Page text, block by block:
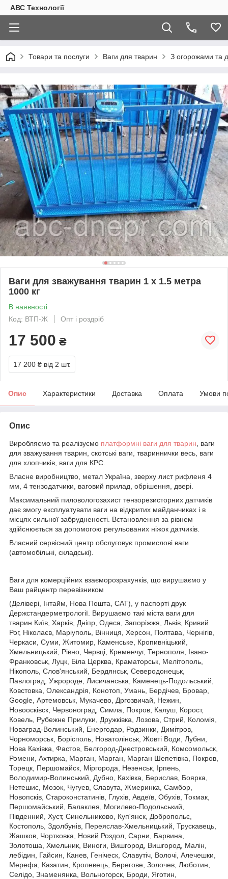
АВС Технології
Товари та послуги Ваги для тварин З огорожами та
Ваги для зважування тварин 1 х 1.5 метра
1000 кг
В наявності
Код: ВТП-Ж
Опт і роздріб
17 500 ₴
17 200 ₴ від 2 шт.
Опис Характеристики Доставка Оплата Умови
Опис
Виробляємо та реалізуємо платформні ваги для тварин , ваги
для зважування тварин, скотські ваги, твариннички весь, ваги
для хлопчиків, ваги для КРС.
Власне виробництво, метал Україна, зверху лист рифленя 4
мм, 4 тензодатчики, ваговий прилад, обрішення, двері.
Максимальний пиловологозахист тензорезисторних датчиків
дає змогу експлуатувати ваги на відкритих майданчиках і в
місцях сильної забрудненості. Встановлення за рівнем
здійснюється за допомогою регульованих ніжок датчиків.
Власний сервісний центр обслуговує промислові ваги
(автомобільні, складські).
Ваги для комерційних взаєморозрахунків, що вирушаємо у
Ваш райцентр перевізником
(Делівері, Інтайм, Нова Пошта, САТ), у паспорті друк
Держстандерметрології. Вирушаємо такі міста ваги для
тварин Київ, Харків, Дніпр, Одеса, Запоріжжя, Львів, Кривий
Рог, Ніколаєв, Маріуполь, Вінниця, Херсон, Полтава, Чернігів,
Черкаси, Суми, Житомир, Каменське, Кропивніцький,
Хмельницький, Рівно, Червці, Кременчуг, Тернополя, Івано-
Франковськ, Луцк, Біла Церква, Краматорськ, Мелітополь,
Нікополь, Слов'янський, Бердянськ, Северодонецьк,
Павлоград, Ужророде, Лисичанська, Каменець-Подольський,
Ковстовка, Олександрія, Конотоп, Умань, Бердічев, Бровар,
Google, Артемовськ, Мукачево, Дргозвичай, Нежин,
Новоосківск, Червоноград, Симла, Покров, Калуш, Корост,
Ковель, Рубежне Прилуки, Дружківка, Лозова, Стрий, Коломія,
Новаград-Волинський, Енергодар, Родзинки, Димітров,
Чорноморськ, Борісполь, Новатолінськ, Жовті Води, Лубни,
Нова Кахівка, Фастов, Белгород-Днестровський, Комсомольск,
Ромени, Ахтирка, Марган, Марган, Марган Шепетівка, Покров,
Торецк, Першомайск, Міргорода, Незенськ, Ірпень,
Володимир-Волинський, Дубно, Кахівка, Берислав, Боярка,
Нетешис, Мозок, Чугуев, Славута, Жмеринка, Самбор,
Новопсків, Староконстатинів, Глухів, Авдеїв, Обухів, Токмак,
Першомайський, Балаклея, Могилево-Подольський,
Південний, Хуст, Синельниково, Куп'янск, Добропольє,
Костополь, Здолбунів, Переяслав-Хмельницький, Трускавець,
Жашков, Чортковка, Новий Роздол, Сарни, Барвина,
Золотоша, Хмельник, Виноги, Вишгород, Вишгород, Малін,
лебідин, Гайсин, Канев, Геніческ, Славутіч, Волочі, Алечешки,
Мерефа, Казатин, Кролевець, Берегове, Золочев, Люботин,
Селідо, Знаменянка, Вольногорск, Броди, Яготин,